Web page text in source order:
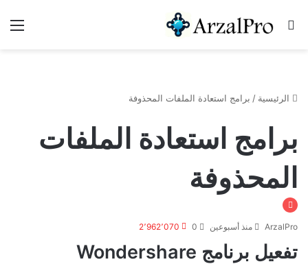
بحث عن
الرئيسية / برامج استعادة الملفات المحذوفة
برامج استعادة الملفات
المحذوفة
ArzalPro منذ أسبوعين 0 2٬962٬070
تفعيل برنامج Wondershare